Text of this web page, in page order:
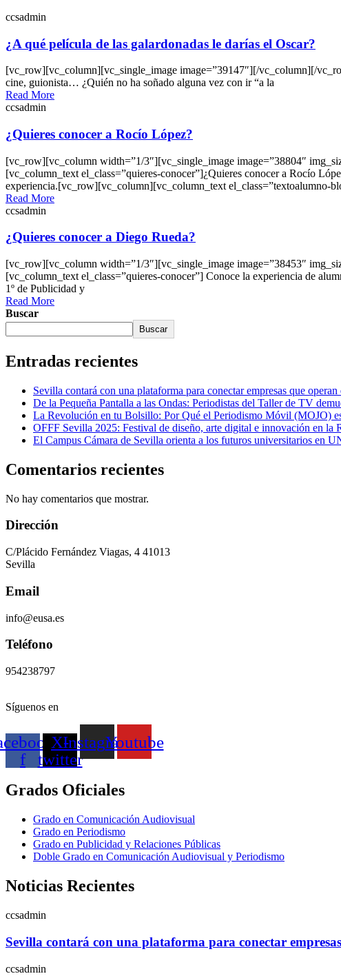
ccsadmin
¿A qué película de las galardonadas le darías el Oscar?
[vc_row][vc_column][vc_single_image image=”39147″][/vc_column][/
cine, guionista… ¿Quién no ha soñado alguna vez con ir “a la
Read More
ccsadmin
¿Quieres conocer a Rocío López?
[vc_row][vc_column width=”1/3″][vc_single_image image=”38804″
[vc_column_text el_class=”quieres-conocer”]¿Quieres conocer a Rocío
experiencia.[vc_row][vc_column][vc_column_text el_class=”textoalumno-
Read More
ccsadmin
¿Quieres conocer a Diego Rueda?
[vc_row][vc_column width=”1/3″][vc_single_image image=”38453″
[vc_column_text el_class=”quieres-conocer”] Conoce la experiencia de
1º de Publicidad y
Read More
Buscar
Buscar
Entradas recientes
Sevilla contará con una plataforma para conectar empresas que
De la Pequeña Pantalla a las Ondas: Periodistas del Taller de TV
La Revolución en tu Bolsillo: Por Qué el Periodismo Móvil (MOJO)
OFFF Sevilla 2025: Festival de diseño, arte digital e innovación en la
El Campus Cámara de Sevilla orienta a los futuros universitarios en
Comentarios recientes
No hay comentarios que mostrar.
Dirección
C/Plácido Fernández Viagas, 4 41013
Sevilla
Email
info@eusa.es
Teléfono
954238797
Síguenos en
f
X-
twitter
InstagramYoutube
Grados Oficiales
Grado en Comunicación Audiovisual
Grado en Periodismo
Grado en Publicidad y Relaciones Públicas
Doble Grado en Comunicación Audiovisual y Periodismo
Noticias Recientes
ccsadmin
Sevilla contará con una plataforma para conectar
ccsadmin